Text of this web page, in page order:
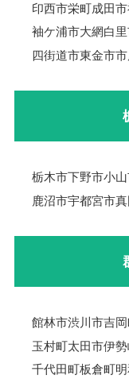
印西市栄町成田市
袖ケ浦市大網白
四街道市東金市
栃木市下野市小
鹿沼市宇都宮市
館林市渋川市吉
玉村町太田市伊
千代田町板倉町